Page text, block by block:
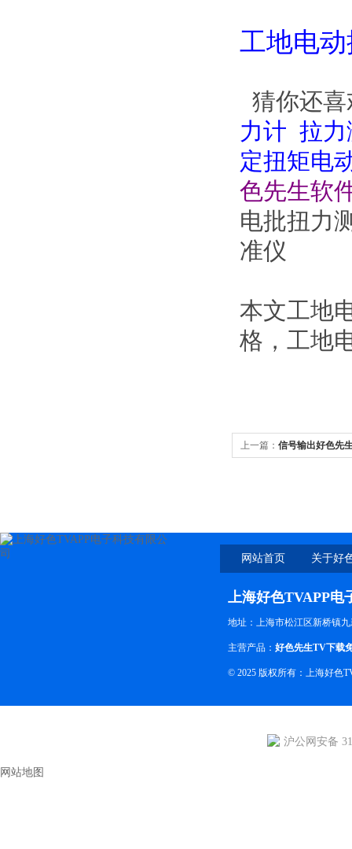
工地电动
猜你还喜
力计 拉
定扭矩电
色先生软
电批扭力
准仪
本文工地电
格，工
上一篇： 信号输出好色先
网站首页 关于好
上海好色TVAPP电
地址：上海市松江区新桥镇
主营产品： 好色先生TV下载
© 2025 版权所有：上海好色
沪公网安备
网站地图